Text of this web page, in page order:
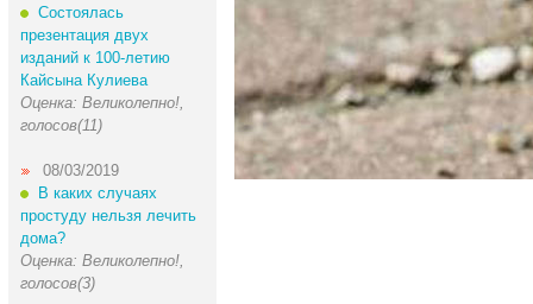
Состоялась
презентация двух
изданий к 100-летию
Кайсына Кулиева
Оценка: Великолепно!,
голосов(11)
08/03/2019
В каких случаях
простуду нельзя лечить
дома?
Оценка: Великолепно!,
голосов(3)